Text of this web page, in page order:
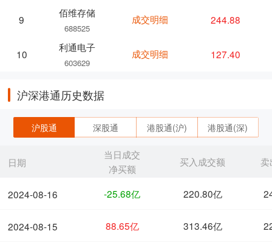
9
佰维存储
688525
10
利通电子
603629
成交明细 244.88
成交明细 127.40
沪深港通历史数据
沪股通 深股通 港股通(沪) 港股通(深)
日期
2024-08-16
2024-08-15
当日成交
净买额
买入成交额 卖
-25.68亿 220.80亿
88.65亿 313.46亿